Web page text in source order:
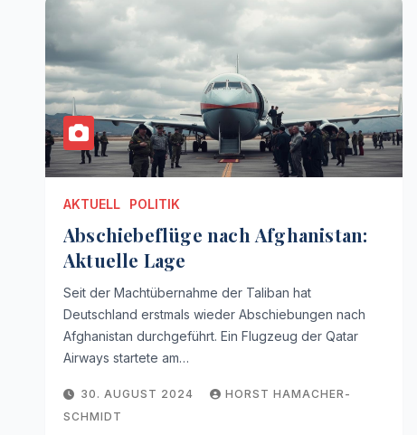
AKTUELL POLITIK
Abschiebeflüge nach Afghanistan:
Aktuelle Lage
Seit der Machtübernahme der Taliban hat
Deutschland erstmals wieder Abschiebungen nach
Afghanistan durchgeführt. Ein Flugzeug der Qatar
Airways startete am…
30. AUGUST 2024
HORST HAMACHER-
SCHMIDT